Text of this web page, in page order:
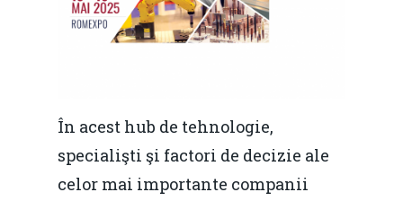
În acest hub de tehnologie,
specialişti şi factori de decizie ale
celor mai importante companii